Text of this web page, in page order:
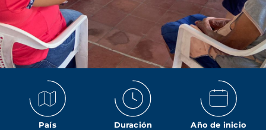
País Duración Año de inicio